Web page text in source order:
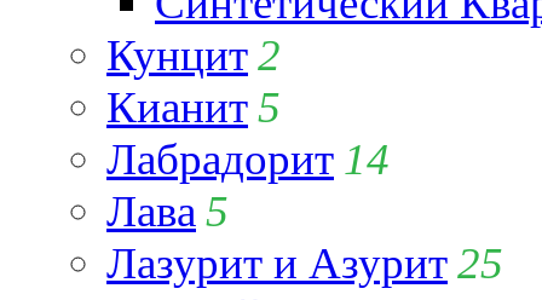
Кунцит2
Кианит5
Лабрадорит 14
Лава 5
Лазурит и Азурит25